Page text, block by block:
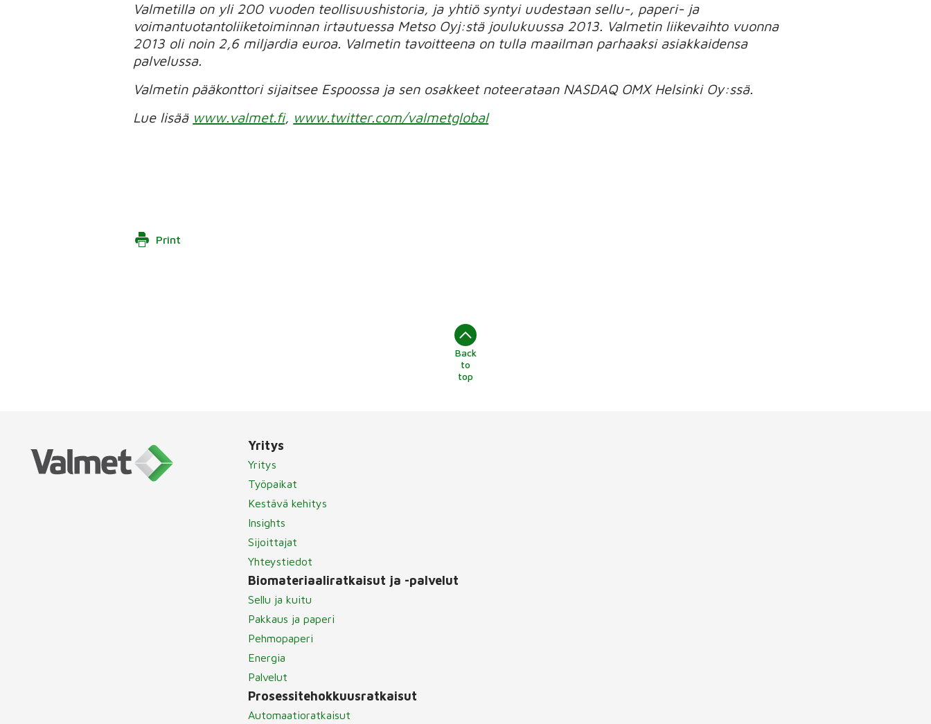
Valmetilla on yli 200 vuoden teollisuushistoria, ja yhtiö syntyi uudestaan sellu-, paperi- ja
voimantuotantoliiketoiminnan irtautuessa Metso Oyj:stä joulukuussa 2013. Valmetin liikevaihto vuonna
2013 oli noin 2,6 miljardia euroa. Valmetin tavoitteena on tulla maailman parhaaksi asiakkaidensa
palvelussa.
Valmetin pääkonttori sijaitsee Espoossa ja sen osakkeet noteerataan NASDAQ OMX Helsinki Oy:ssä.
Lue lisää www.valmet.fi, www.twitter.com/valmetglobal
Print
Back
to
top
Yritys
Yritys
Työpaikat
Kestävä kehitys
Insights
Sijoittajat
Yhteystiedot
Biomateriaaliratkaisut ja -palvelut
Sellu ja kuitu
Pakkaus ja paperi
Pehmopaperi
Energia
Palvelut
Prosessitehokkuusratkaisut
Automaatioratkaisut